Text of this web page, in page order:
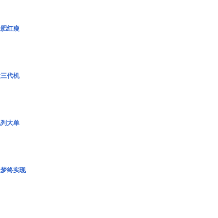
红瘦
代机
大单
终实现